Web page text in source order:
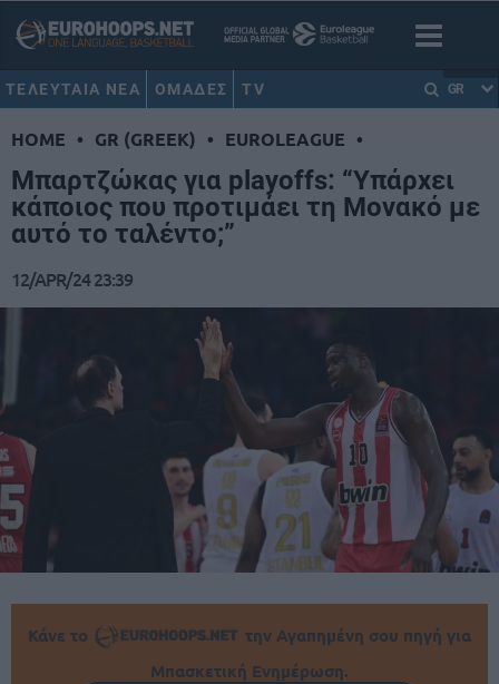
ΤΕΛΕΥΤΑΙΑ ΝΕΑ ΟΜΑΔΕΣ TV GR
HOME • GR (GREEK) • EUROLEAGUE •
Μπαρτζώκας για playoffs: “Υπάρχει
κάποιος που προτιμάει τη Μονακό με
αυτό το ταλέντο;”
12/APR/24 23:39
Κάνε το
την Αγαπημένη σου πηγή για
Μπασκετική Ενημέρωση.